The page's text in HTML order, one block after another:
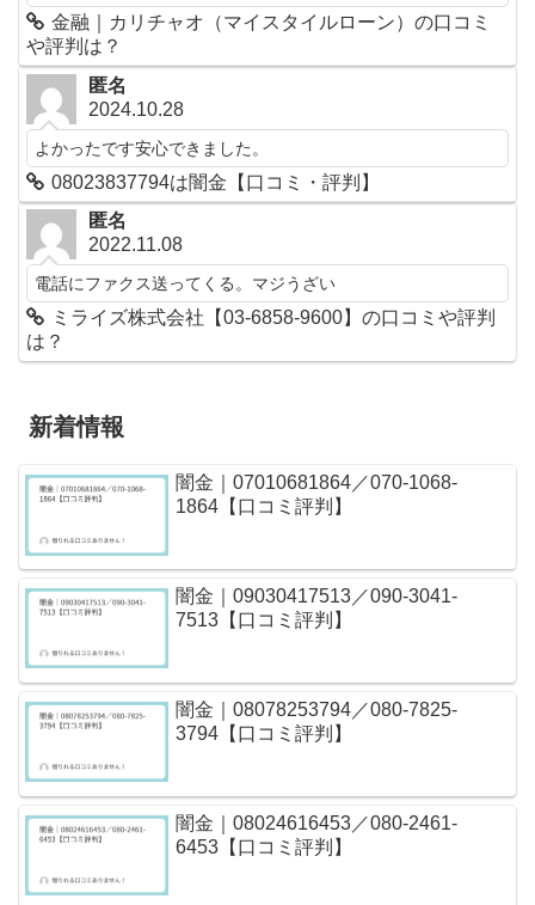
金融｜カリチャオ（マイスタイルローン）の口コミ
や評判は？
匿名
2024.10.28
よかったです安心できました。
08023837794は闇金【口コミ・評判】
匿名
2022.11.08
電話にファクス送ってくる。マジうざい
ミライズ株式会社【03-6858-9600】の口コミや評判
は？
新着情報
闇金｜07010681864／070-1068-
1864【口コミ評判】
闇金｜09030417513／090-3041-
7513【口コミ評判】
闇金｜08078253794／080-7825-
3794【口コミ評判】
闇金｜08024616453／080-2461-
6453【口コミ評判】